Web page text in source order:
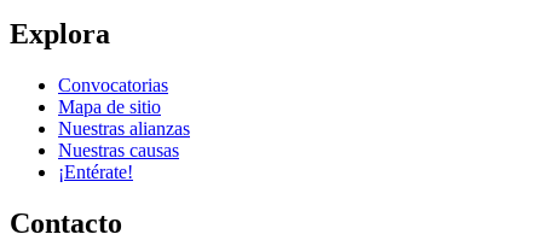
Explora
Convocatorias
Mapa de sitio
Nuestras alianzas
Nuestras causas
¡Entérate!
Contacto